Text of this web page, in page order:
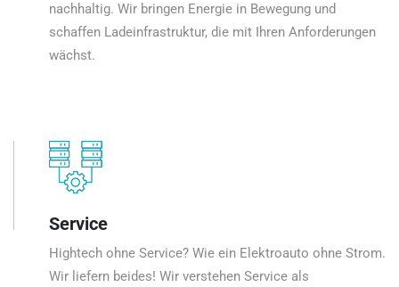
nachhaltig. Wir bringen Energie in Bewegung und
schaffen Ladeinfrastruktur, die mit Ihren Anforderungen
wächst.
Service
Hightech ohne Service? Wie ein Elektroauto ohne Strom.
Wir liefern beides! Wir verstehen Service als